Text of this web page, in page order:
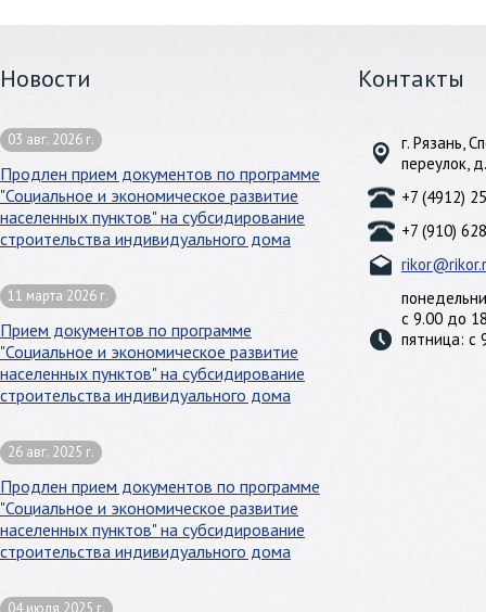
Новости
03 авг. 2026 г.
Продлен прием документов по программе
"Социальное и экономическое развитие
населенных пунктов" на субсидирование
строительства индивидуального дома
11 марта 2026 г.
Прием документов по программе
"Социальное и экономическое развитие
населенных пунктов" на субсидирование
строительства индивидуального дома
26 авг. 2025 г.
Продлен прием документов по программе
"Социальное и экономическое развитие
населенных пунктов" на субсидирование
строительства индивидуального дома
04 июля 2025 г.
Контакты
г. Рязань,
переулок,
+7 (4912)
+7 (910)
с 9.00 до
пятница: с